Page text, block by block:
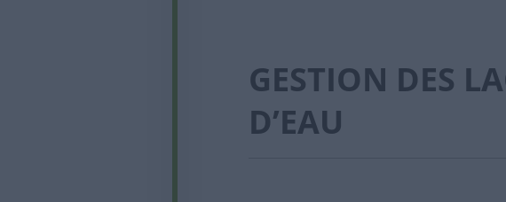
GESTION DES
D’EAU